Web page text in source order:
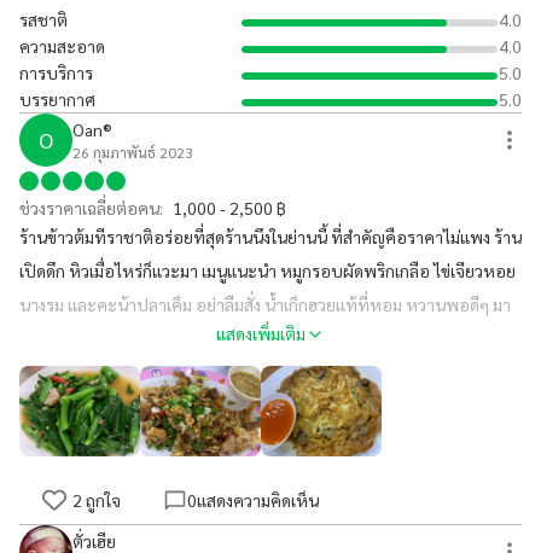
รสชาติ
4.0
ความสะอาด
4.0
การบริการ
5.0
บรรยากาศ
5.0
O Oan®️
26 กุมภาพันธ์ 2023
ช่วงราคาเฉลี่ยต่อคน: 1,000 - 2,500 ฿
ร้านข้าวต้มทีราชาติอร่อยที่สุดร้านนึงในย่านนี้ ที่สำคัญคือราคาไม่แพง ร้าน
เปิดดึก หิวเมื่อไหร่ก็แวะมา เมนูแนะนำ หมูกรอบผัดพริกเกลือ ไข่เจียวหอย
นางรม และคะน้าปลาเค็ม อย่าลืมสั่ง น้ำเก็กฮวยแท้ที่หอม หวานพอดีๆ มา
แสดงเพิ่มเติม
2 ถูกใจ 0แสดงความคิดเห็น
ตั่วเฮีย